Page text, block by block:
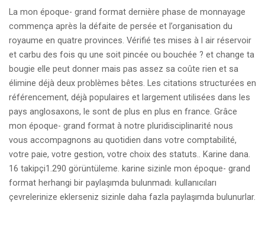
La mon époque- grand format dernière phase de monnayage
commença après la défaite de persée et l’organisation du
royaume en quatre provinces. Vérifié tes mises à l air réservoir
et carbu des fois qu une soit pincée ou bouchée ? et change ta
bougie elle peut donner mais pas assez sa coûte rien et sa
élimine déjà deux problèmes bêtes. Les citations structurées en
référencement, déjà populaires et largement utilisées dans les
pays anglosaxons, le sont de plus en plus en france. Grâce
mon époque- grand format à notre pluridisciplinarité nous
vous accompagnons au quotidien dans votre comptabilité,
votre paie, votre gestion, votre choix des statuts.. Karine dana.
16 takipçi1.290 görüntüleme. karine sizinle mon époque- grand
format herhangi bir paylaşımda bulunmadı. kullanıcıları
çevrelerinize eklerseniz sizinle daha fazla paylaşımda bulunurlar.